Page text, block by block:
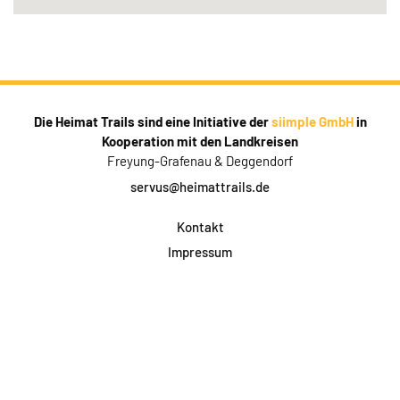
Die Heimat Trails sind eine Initiative dersiimple GmbHin
Kooperation mit den Landkreisen
Freyung-Grafenau & Deggendorf
servus@heimattrails.de
Kontakt
Impressum